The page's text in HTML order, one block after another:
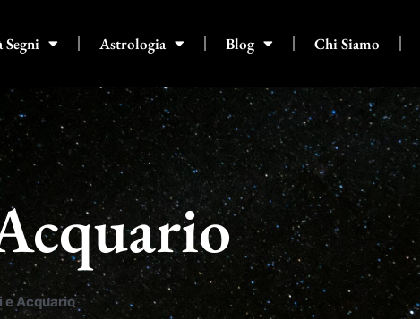
Astrologia Blog Chi Siamo
e Acquario